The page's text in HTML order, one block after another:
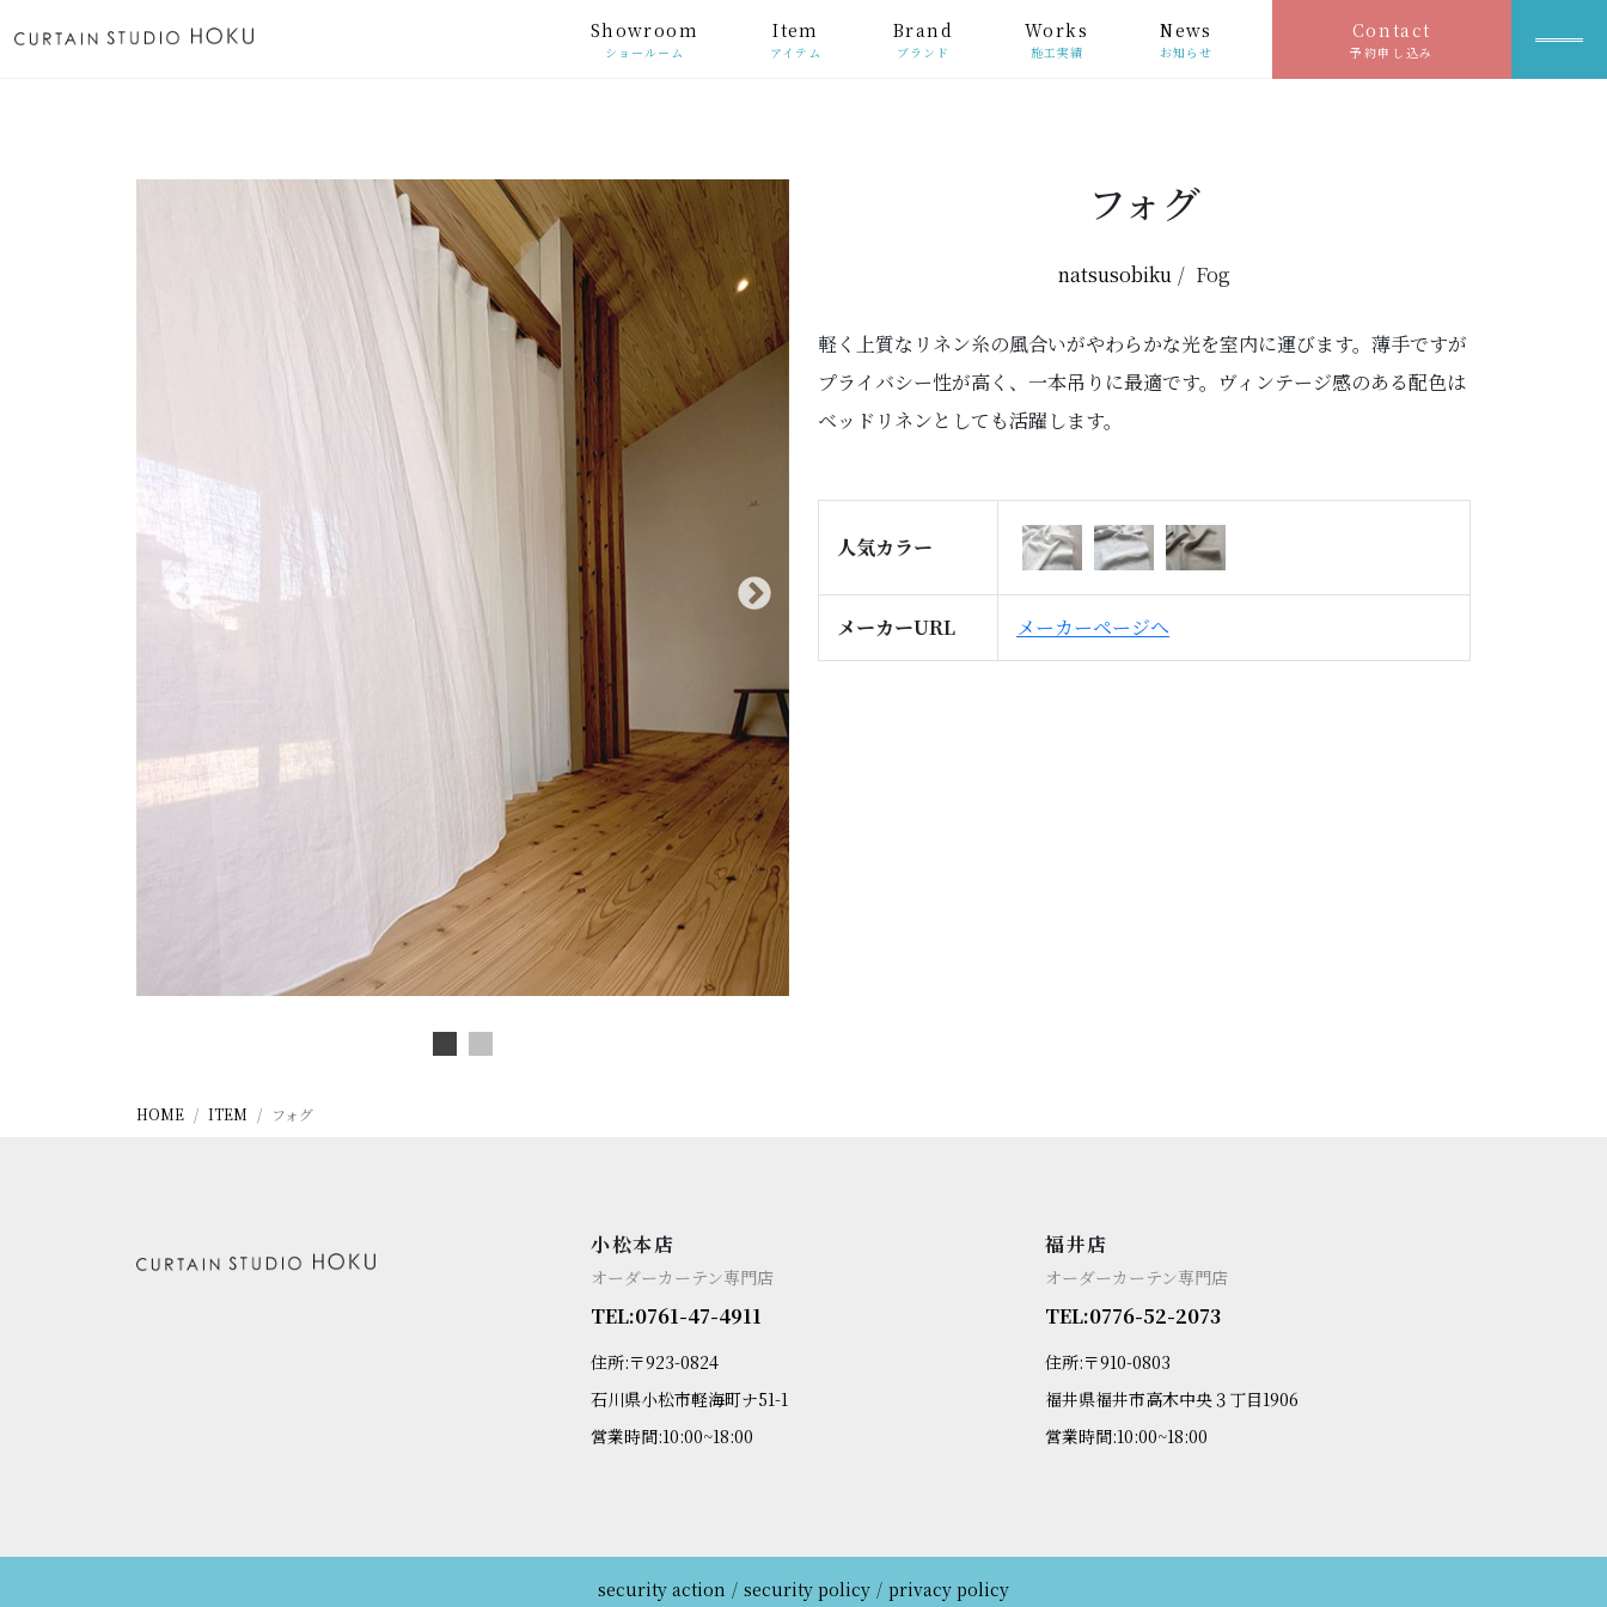
Showroom
ショールーム
Item
アイテム
Brand
ブランド
Works
施工実績
News
お知らせ
Contact
予約申し込み
フォグ
natsusobiku Fog
軽く上質なリネン糸の風合いがやわらかな光を室内に運びます。薄手ですが
プライバシー性が高く、一本吊りに最適です。ヴィンテージ感のある配色は
ベッドリネンとしても活躍します。
人気カラー
メーカーURL メーカーページへ
HOME ITEM フォグ
小松本店
オーダーカーテン専門店
TEL:0761-47-4911
住所:〒923-0824
石川県小松市軽海町ナ51-1
営業時間:10:00~18:00
福井店
オーダーカーテン専門店
TEL:0776-52-2073
住所:〒910-0803
福井県福井市高木中央３丁目1906
営業時間:10:00~18:00
security action security policy privacy policy